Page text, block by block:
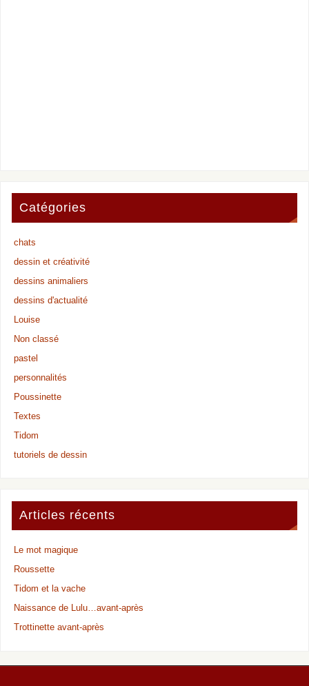
Catégories
chats
dessin et créativité
dessins animaliers
dessins d'actualité
Louise
Non classé
pastel
personnalités
Poussinette
Textes
Tidom
tutoriels de dessin
Articles récents
Le mot magique
Roussette
Tidom et la vache
Naissance de Lulu…avant-après
Trottinette avant-après